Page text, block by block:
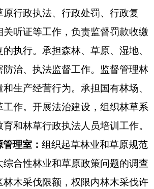
原行政执法、行政处罚、行政复
关听证等工作，负责监督罚款收缴
执行。承担森林、草原、湿地、
防治、执法监督工作。 监督管理林
生产经营行为。 承担 国有林场、
工作。开展法治建设， 组织林草系
育和林草行政执法人员培训工作。
管理室：组织起草林业和草原规范
综合性林业和草原政策问题的调查
林木采伐限额 ， 权限内林木采伐许